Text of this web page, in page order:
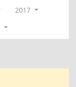
2017